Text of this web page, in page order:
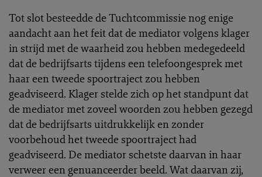
Tot slot besteedde de Tuchtcommissie nog enige
aandacht aan het feit dat de mediator volgens klager
in strijd met de waarheid zou hebben medegedeeld
dat de bedrijfsarts tijdens een telefoongesprek met
haar een tweede spoortraject zou hebben
geadviseerd. Klager stelde zich op het standpunt dat
de mediator met zoveel woorden zou hebben gezegd
dat de bedrijfsarts uitdrukkelijk en zonder
voorbehoud het tweede spoortraject had
geadviseerd. De mediator schetste daarvan in haar
verweer een genuanceerder beeld. Wat daarvan zij,